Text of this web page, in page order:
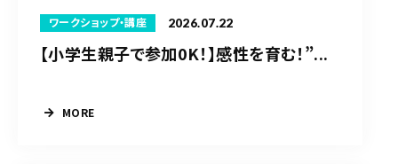
ワークショップ・講座 2026.07.22
【小学生親子で参加0K！】感性を育む！”...
MORE